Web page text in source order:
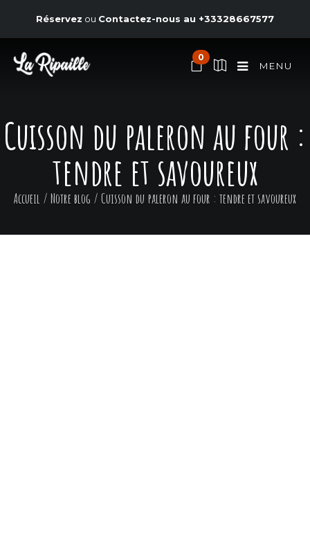
Réservez ou Contactez-nous au +33328667577
0
MENU
Cuisson du paleron au four :
tendre et savoureux
Accueil / Notre blog / Cuisson du paleron au four : tendre et savoureux